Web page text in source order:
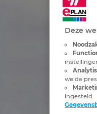
Deze
we de
ingesteld